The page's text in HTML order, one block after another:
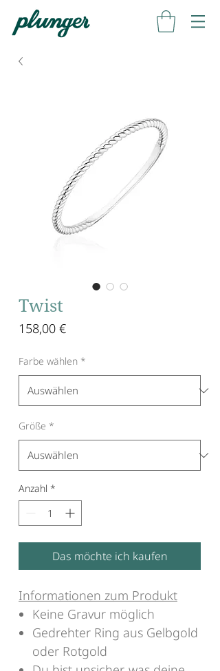
Twist
158,00 €Preis
Farbe wählen *
Größe *
Anzahl *
Das möchte ich kaufen
Informationen zum Produkt
Keine Gravur möglich
Gedrehter Ring aus Gelbgold
oder Rotgold